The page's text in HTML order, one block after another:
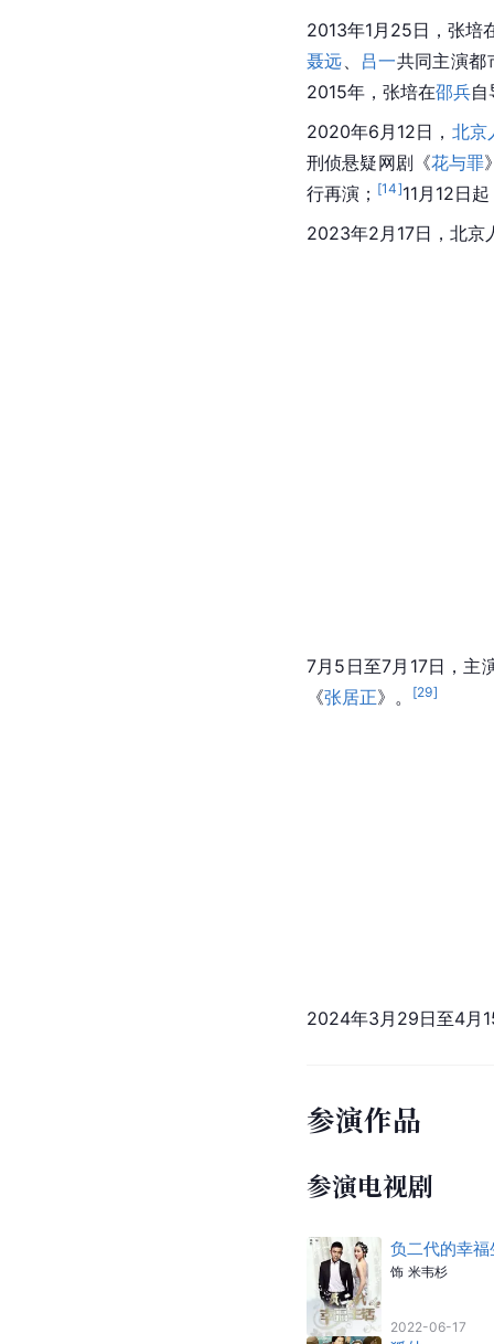
2013年1月25日，张培
聂远
吕一共同主演都
2015年，张培在邵兵
2020年6月12日， 北京
刑侦悬疑网剧《花与罪
行再演； [14]11月12日
2023年2月17日，北京
7月5日至7月17日，主
《张居正》。 [29]
2024年3月29日至4月
参演作品
参演电视剧
负二代的幸福
饰 米韦杉
2022-06-17